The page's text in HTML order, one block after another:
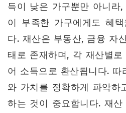
득이 낮은 가구뿐만 아니라
이 부족한 가구에게도 혜
다. 재산은 부동산, 금융 자
태로 존재하며, 각 재산별
어 소득으로 환산됩니다. 따
와 가치를 정확하게 파악하
하는 것이 중요합니다. 재